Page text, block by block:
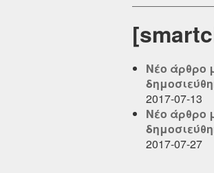
Νέο άρθρο
2017-07-13
Νέο άρθρο
2017-07-27